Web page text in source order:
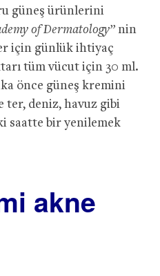
güneş ürünlerini
of Dermatology” nin
için günlük ihtiyaç
tüm vücut için 30 ml.
önce güneş kremini
ter, deniz, havuz gibi
saatte bir yenilemek
akne